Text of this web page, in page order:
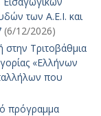
των Α.Ε.Ι. και
(6/12/2026)
στην Τριτοβάθμια
«Ελλήνων
που
πρόγραμμα